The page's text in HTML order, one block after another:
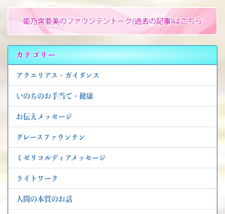
カテゴリー
アクエリアス・ガイダンス
いのちのお手当て・健康
お伝えメッセージ
グレースファウンテン
ミゼリコルディアメッセージ
ライトワーク
人間の本質のお話